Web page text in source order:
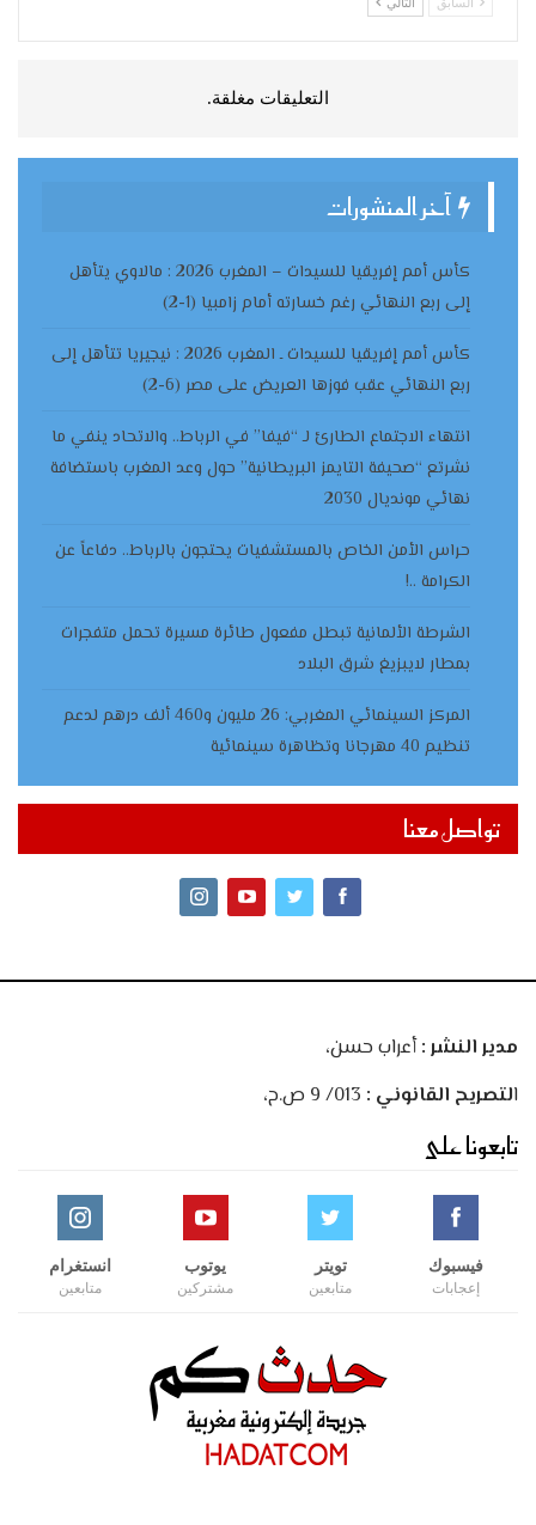
التعليقات مغلقة.
آخر المنشورات
كأس أمم إفريقيا للسيدات – المغرب 2026 : مالاوي يتأهل
إلى ربع النهائي رغم خسارته أمام زامبيا (1-2)
كأس أمم إفريقيا للسيدات ـ المغرب 2026 : نيجيريا تتأهل إلى
ربع النهائي عقب فوزها العريض على مصر (6-2)
انتهاء الاجتماع الطارئ لـ “فيفا” في الرباط.. والاتحاد ينفي ما
نشرتع “صحيفة التايمز البريطانية” حول وعد المغرب باستضافة
نهائي مونديال 2030
حراس الأمن الخاص بالمستشفيات يحتجون بالرباط.. دفاعاً عن
الكرامة ..!
الشرطة الألمانية تبطل مفعول طائرة مسيرة تحمل متفجرات
بمطار لايبزيغ شرق البلاد
المركز السينمائي المغربي: 26 مليون و460 ألف درهم لدعم
تنظيم 40 مهرجانا وتظاهرة سينمائية
تواصل معنا
مدير النشر :أعراب حسن،
التصريح القانوني :
تابعونا على
فيسبوك
إعجابات
تويتر
متابعين
يوتوب
مشتركين
انستغرام
متابعين